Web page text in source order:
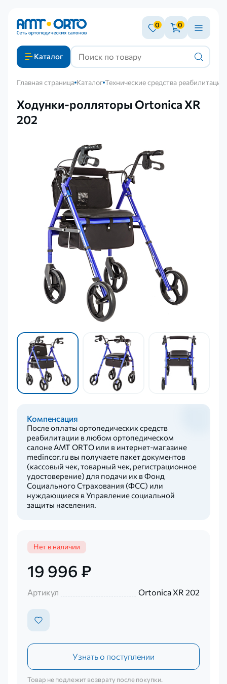
0 0
Каталог
Главная страница Каталог Технические средства реабилитации
Ходунки-ролляторы Ortonica XR
202
Компенсация
После оплаты ортопедических средств
реабилитации в любом ортопедическом
салоне AMT ORTO или в интернет-магазине
medincor.ru вы получаете пакет документов
(кассовый чек, товарный чек, регистрационное
удостоверение) для подачи их в Фонд
Социального Страхования (ФСС) или
нуждающиеся в Управление социальной
защиты населения.
Нет в наличии
19 996 ₽
Артикул Ortonica XR 202
Узнать о поступлении
Товар не подлежит возврату после покупки.